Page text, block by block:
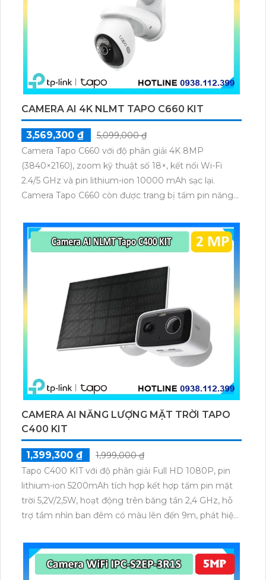
CAMERA AI 4K NLMT TAPO C660 KIT
3,569,300 ₫
5,099,000 ₫
Camera Tapo C660 với độ phân giải 4K 8MP
(3840×2160), zoom kỹ thuật số 18×, kết nối Wi-Fi
2.4/5 GHz và pin lithium-ion 10000 mAh sạc lại.
Camera Tapo C660 còn được trang bị tấm pin năng
thú cưng, phương tiện, lưu trữ thẻ microSD tối đa 512
GB.
CAMERA AI NĂNG LƯỢNG MẶT TRỜI TAPO
C400 KIT
1,399,300 ₫
1,999,000 ₫
Tapo C400 KIT với độ phân giải Full HD 1080P, pin
lithium-ion 5200mAh tích hợp kết hợp tấm pin mặt
trời 5,2V/2,5W, hoạt động trên băng tần 2,4 GHz, hỗ
trợ tầm nhìn ban đêm có màu lên đến 9m, phát hiện
dữ liệu qua thẻ microSD lên đến 512GB.